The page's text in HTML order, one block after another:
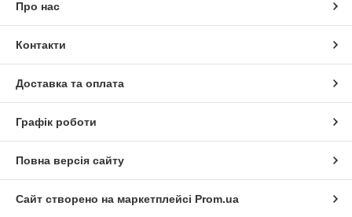
Про нас
Контакти
Доставка та оплата
Графік роботи
Повна версія сайту
Сайт створено на маркетплейсі Prom.ua